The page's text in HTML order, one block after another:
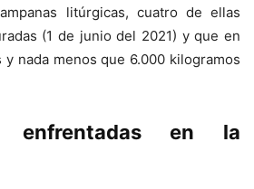
litúrgicas, cuatro de ellas
(1 de junio del 2021) y que en
y nada menos que 6.000 kilogramos
enfrentadas en la